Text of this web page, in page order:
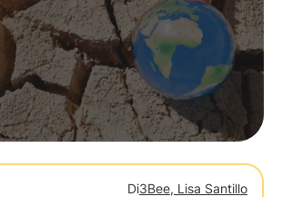
Di3Bee, Lisa Santillo